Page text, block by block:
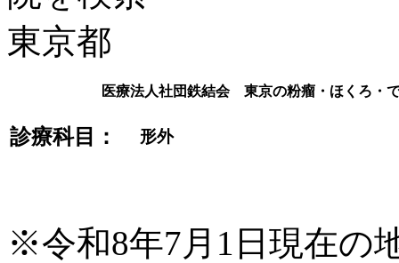
医療法人社団鉄結会 東京の粉瘤・ほくろ・
診療科目： 形外
※令和8年7月1日現在の